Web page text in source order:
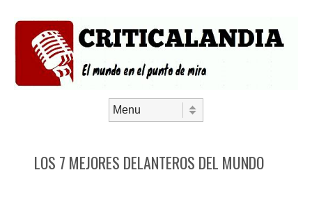
LOS 7 MEJORES DELANTEROS DEL MUNDO